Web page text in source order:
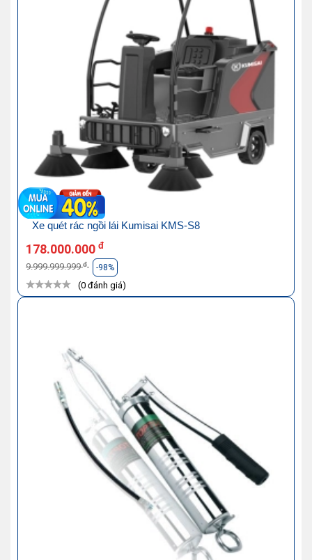
Xe quét rác ngồi lái Kumisai KMS-S8
178.000.000 đ
9.999.999.999đ -98%
(0 đánh giá)